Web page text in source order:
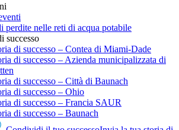
perdite nelle reti di acqua potabile
successo
di successo – Contea di Miami-Dade
di successo – Azienda municipalizzata di
di successo – Città di Baunach
di successo – Ohio
di successo – Francia SAUR
di successo – Baunach